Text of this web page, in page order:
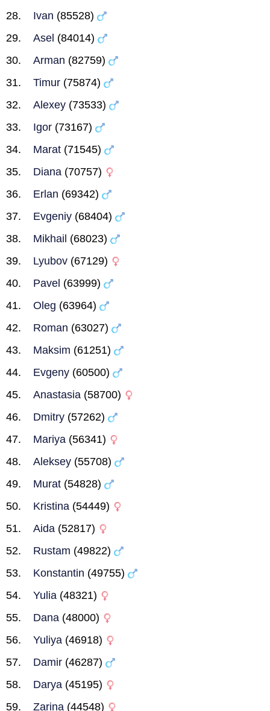
Ivan (85528)
Asel (84014)
Arman (82759)
Timur (75874)
Alexey (73533)
Igor (73167)
Marat (71545)
Diana (70757)
Erlan (69342)
Evgeniy (68404)
Mikhail (68023)
Lyubov (67129)
Pavel (63999)
Oleg (63964)
Roman (63027)
Maksim (61251)
Evgeny (60500)
Anastasia (58700)
Dmitry (57262)
Mariya (56341)
Aleksey (55708)
Murat (54828)
Kristina (54449)
Aida (52817)
Rustam (49822)
Konstantin (49755)
Yulia (48321)
Dana (48000)
Yuliya (46918)
Damir (46287)
Darya (45195)
Zarina (44548)